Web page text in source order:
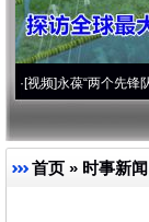
永葆“两个先锋队”本色·[视
首页 » 时事新闻